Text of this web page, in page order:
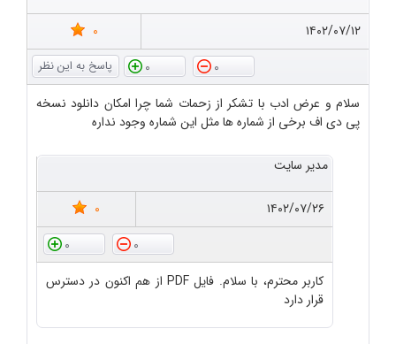
۱۴۰۲/۰۷/۱۲
0
0
0
سلام و عرض ادب با تشکر از زحمات شما چرا امکان دانلود نسخه
پی دی اف برخی از شماره ها مثل این شماره وجود نداره
مدیر سایت
۱۴۰۲/۰۷/۲۶
0
0
0
کاربر محترم، با سلام. فایل PDF از هم اکنون در دسترس
قرار دارد